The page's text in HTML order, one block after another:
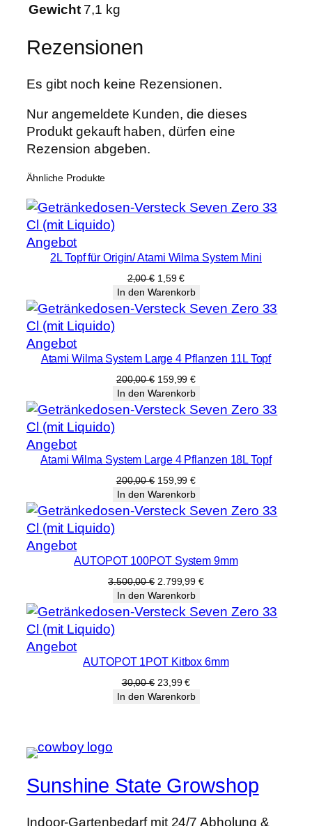
X
9
f
a
n
z
n
1
8
L
T
f
D
e
l
M
e
Gewicht 7,1 kg
Rezensionen
Es gibt noch keine Rezensionen.
Nur angemeldete Kunden, die dieses
Produkt gekauft haben, dürfen eine
Rezension abgeben.
Ähnliche Produkte
AngebotProdukt
im
2L Topf für Origin/ Atami Wilma System Mini
2,00€ Ursprünglicher
Preis
war:
2,00 €
1,59€Aktueller
Preis
ist:
1,59 €.
In den Warenkorb
AngebotProdukt
im
Angebot
Atami Wilma System Large 4 Pflanzen 11L Topf
200,00€ Ursprünglicher
Preis
war:
200,00 €
159,99€Aktueller
Preis
ist:
159,99 €.
In den Warenkorb
AngebotProdukt
im
Angebot
Atami Wilma System Large 4 Pflanzen 18L Topf
200,00€ Ursprünglicher
Preis
war:
200,00 €
159,99€Aktueller
Preis
ist:
159,99 €.
In den Warenkorb
AngebotProdukt
im
Angebot
AUTOPOT 100POT System 9mm
3.500,00€ Ursprünglicher
Preis
war:
3.500,00 €
2.799,99€Aktueller
ist:
2.799,99 €.
In den Warenkorb
AngebotProdukt
im
Angebot
AUTOPOT 1POT Kitbox 6mm
30,00€ Ursprünglicher
Preis
23,99€Aktueller
Preis
In den Warenkorb
Sunshine State Growshop
Indoor-Gartenbedarf mit 24/7 Abholung &